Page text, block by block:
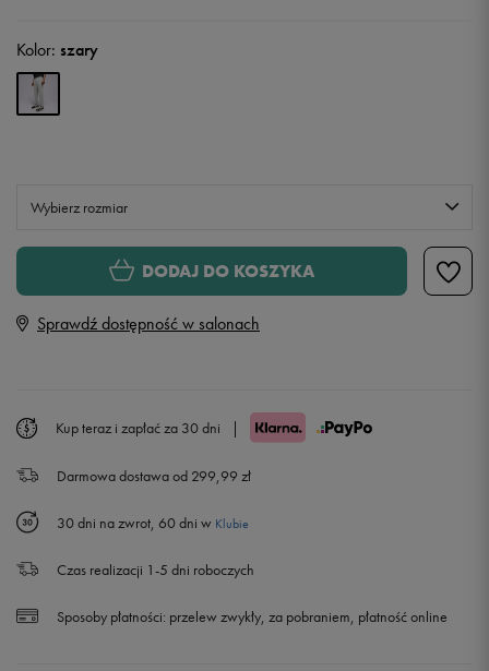
Kolor: szary
Wybierz rozmiar
M
XL
DODAJ DO KOSZYKA
Sprawdź dostępność w salonach
Kup teraz i zapłać za 30 dni |
Darmowa dostawa od 299,99 zł
30 dni na zwrot, 60 dni w Klubie
Czas realizacji 1-5 dni roboczych
Sposoby płatności: przelew zwykły, za pobraniem, płatność online